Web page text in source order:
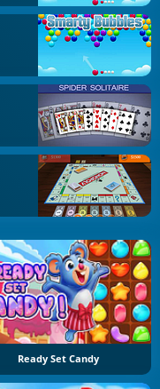
Ready Set Candy